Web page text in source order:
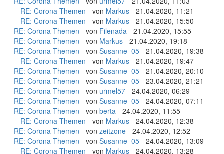
RE: Corona-Themen - von Markus - 21.04.2020, 11:21
RE: Corona-Themen - von Markus - 21.04.2020, 15:50
RE: Corona-Themen - von Filenada - 21.04.2020, 15:55
RE: Corona-Themen - von Markus - 21.04.2020, 19:18
RE: Corona-Themen - von Susanne_05 - 21.04.2020, 19:38
RE: Corona-Themen - von Markus - 21.04.2020, 19:47
RE: Corona-Themen - von Susanne_05 - 21.04.2020, 20:10
RE: Corona-Themen - von Susanne_05 - 23.04.2020, 21:21
RE: Corona-Themen - von urmel57 - 24.04.2020, 06:29
RE: Corona-Themen - von Susanne_05 - 24.04.2020, 07:11
RE: Corona-Themen - von berta - 24.04.2020, 11:55
RE: Corona-Themen - von Markus - 24.04.2020, 12:38
RE: Corona-Themen - von zeitzone - 24.04.2020, 12:52
RE: Corona-Themen - von Susanne_05 - 24.04.2020, 13:09
RE: Corona-Themen - von Markus - 24.04.2020, 13:28